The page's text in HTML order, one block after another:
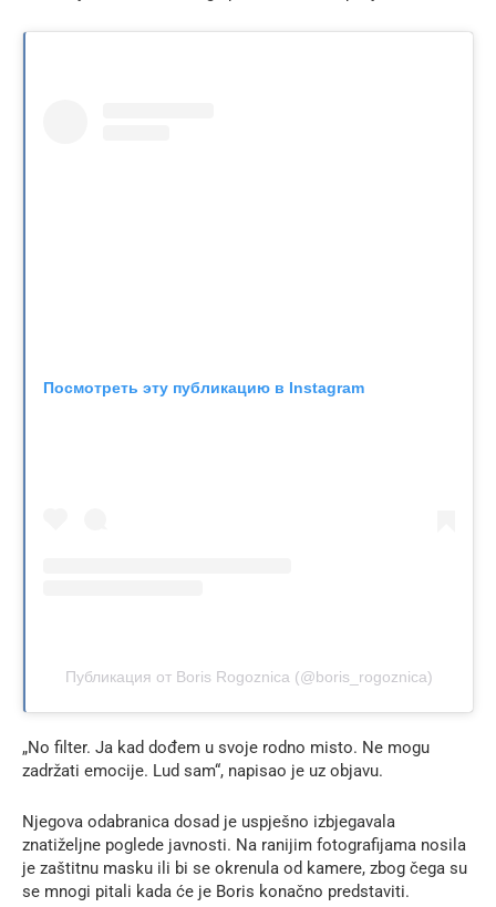
Посмотреть эту публикацию в Instagram
Публикация от Boris Rogoznica (@boris_rogoznica)
„No filter. Ja kad dođem u svoje rodno misto. Ne mogu
zadržati emocije. Lud sam“, napisao je uz objavu.
Njegova odabranica dosad je uspješno izbjegavala
znatiželjne poglede javnosti. Na ranijim fotografijama nosila
je zaštitnu masku ili bi se okrenula od kamere, zbog čega su
se mnogi pitali kada će je Boris konačno predstaviti.